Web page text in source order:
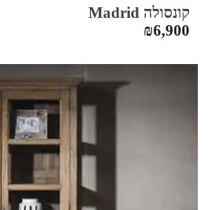
קונסולה Madrid
₪6,900